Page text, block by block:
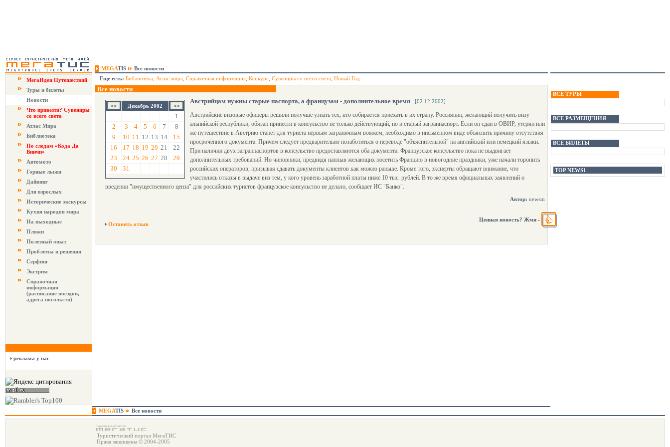
MEGATIS
Все новости
МегаИдеи Путешествий
Туры и билеты
Новости
Что привезти? Сувениры
со всего света
Атлас Мира
Библиотека
По следам «Кода Да
Винчи»
Автомото
Горные лыжи
Дайвинг
Для взрослых
Исторические экскурсы
Кухня народов мира
На выходные
Пляжи
Полезный опыт
Проблемы и решения
Серфинг
Экстрим
Справочная
информация
(расписание поездов,
адреса посольств)
реклама у нас
Еще есть: Библиотека Атлас мира Справочная информация Конкурс Сувениры со всего света Новый Год
Все новости
Декабрь 2002
1
2
3 4 5 6 7
8
9
10 11 12 13 14
15
16
17 18 19 20 21
22
23
24 25 26 27 28
29
30
31
Австрийцам нужны старые паспорта, а французам - дополнительное время [02.12.2002]
Австрийские визовые офицеры решили получше узнать тех, кто собирается приехать в их страну. Россиянин, желающий получить визу
альпийской республики, обязан принести в консульство не только действующий, но и старый загранпаспорт. Если он сдан в ОВИР, утерян или
же путешествие в Австрию станет для туриста первым заграничным вояжем, необходимо в письменном виде объяснить причину отсутствия
просроченного документа. Причем следует предварительно позаботиться о переводе "объяснительной" на английский или немецкий языки.
При наличии двух загранпаспортов в консульство предоставляются оба документа. Французское консульство пока не выдвигает
дополнительных требований. Но чиновники, предвидя наплыв желающих посетить Францию в новогодние праздники, уже начали торопить
российских операторов, призывая сдавать документы клиентов как можно раньше. Кроме того, эксперты обращают внимание, что
участились отказы в выдаче виз тем, у кого уровень заработной платы ниже 10 тыс. рублей. В то же время официальных заявлений о
введении "имущественного ценза" для российских туристов французское консульство не делало, сообщает ИС "Банко".
Автор: newsm
Оставить отзыв
Ценная новость? Жми -
ВСЕ ТУРЫ
ВСЕ РАЗМЕЩЕНИЯ
ВСЕ БИЛЕТЫ
TOP NEWS1
MEGATIS Все новости
Туристический портал МегаТИС
Права защищены © 2004-2005